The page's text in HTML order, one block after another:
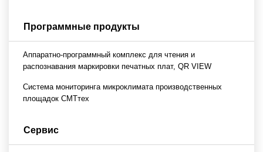
Программные продукты
Аппаратно-программный комплекс для чтения и
распознавания маркировки печатных плат, QR VIEW
Система мониторинга микроклимата производственных
площадок СМТтех
Сервис